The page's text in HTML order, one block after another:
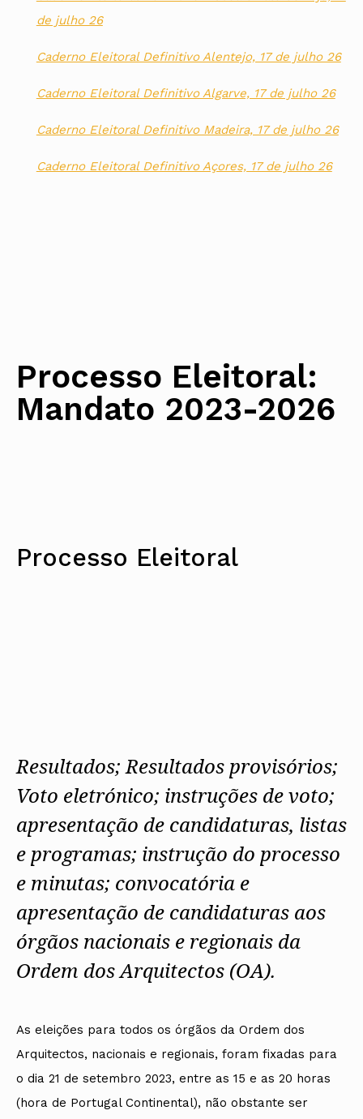
de julho 26
Caderno Eleitoral Definitivo Alentejo, 17 de julho 26
Caderno Eleitoral Definitivo Algarve, 17 de julho 26
Caderno Eleitoral Definitivo Madeira, 17 de julho 26
Caderno Eleitoral Definitivo Açores, 17 de julho 26
Processo Eleitoral:
Mandato 2023-2026
Processo Eleitoral
Resultados; Resultados provisórios;
Voto eletrónico; instruções de voto;
apresentação de candidaturas, listas
e programas; instrução do processo
e minutas; convocatória e
apresentação de candidaturas aos
órgãos nacionais e regionais da
Ordem dos Arquitectos (OA).
As eleições para todos os órgãos da Ordem dos
Arquitectos, nacionais e regionais, foram fixadas para
o dia 21 de setembro 2023, entre as 15 e as 20 horas
(hora de Portugal Continental), não obstante ser